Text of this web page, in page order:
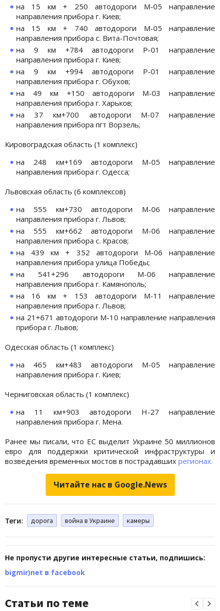
на 15 км + 250 автодороги М-05 направление
направления прибора г. Киев;
на 15 км + 740 автодороги М-05 направление
направления прибора с. Вита-Почтовая;
на 9 км +784 автодороги Р-01 направление
направления прибора г. Киев;
на 9 км +994 автодороги Р-01 направление
направления прибора г. Обухов;
на 49 км +150 автодороги М-03 направление
направления прибора г. Харьков;
на 37 км+700 автодороги М-07 направление
направления прибора пгт Ворзель;
Кировоградская область (1 комплекс)
на 248 км+169 автодороги М-05 направление
направления прибора г. Одесса;
Львовская область (6 комплексов)
на 555 км+730 автодороги М-06 направление
направления прибора г. Львов;
на 555 км+662 автодороги М-06 направление
направления прибора с. Красов;
на 439 км + 352 автодороги М-06 направление
направления прибора улица Победы;
на 541+296 автодороги М-06 направление
направления прибора г. Камянополь;
на 16 км + 153 автодороги М-11 направление
направления прибора г. Львов;
на 21+671 автодороги М-10 направление направления
прибора г. Львов;
Одесская область (1 комплекс)
на 465 км+483 автодороги М-05 направление
направления прибора г. Киев;
Черниговская область (1 комплекс)
на 11 км+903 автодороги Н-27 направление
направления прибора г. Мена.
Ранее мы писали, что ЕС выделит Украине 50 миллионов
евро для поддержки критической инфраструктуры и
возведения временных мостов в пострадавших регионах.
Читайте нас в Google.News
Теги: дорога война в Украине камеры
Не пропусти другие интересные статьи, подпишись:
bigmir)net в facebook
Статьи по теме